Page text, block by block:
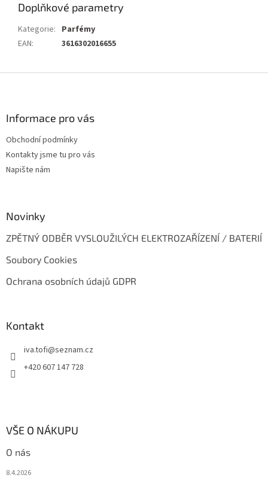
Doplňkové parametry
Kategorie: Parfémy
EAN: 3616302016655
Informace pro vás
Obchodní podmínky
Kontakty jsme tu pro vás
Napište nám
Novinky
ZPĚTNÝ ODBĚR VYSLOUŽILÝCH ELEKTROZAŘÍZENÍ / BATERIÍ
Soubory Cookies
Ochrana osobních údajů GDPR
Kontakt
iva.tofi@seznam.cz
+420 607 147 728
VŠE O NÁKUPU
O nás
8.4.2026